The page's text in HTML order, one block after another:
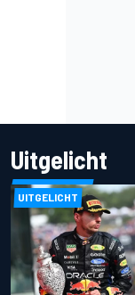
Uitgelicht
UITGELICHT